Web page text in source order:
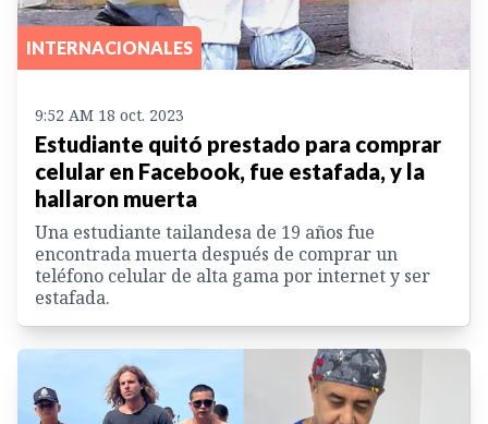
INTERNACIONALES
9:52 AM 18 oct. 2023
Estudiante quitó prestado para comprar
celular en Facebook, fue estafada, y la
hallaron muerta
Una estudiante tailandesa de 19 años fue
encontrada muerta después de comprar un
teléfono celular de alta gama por internet y ser
estafada.